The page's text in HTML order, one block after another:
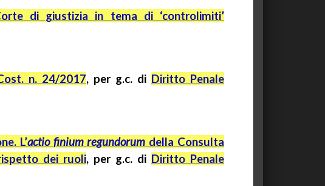
di giustizia in tema di ‘controlimiti’
. n. 24/2017, per g.c.di Diritto Penale
L’actio finium regundorum della Consulta
dei ruoli, per g.c. di Diritto Penale